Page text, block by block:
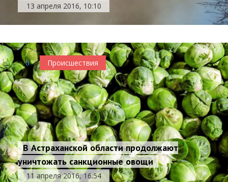
13 апреля 2016, 10:10
0 Происшествия
В Астраханской области продолжают
уничтожать санкционные овощи
11 апреля 2016, 16:54